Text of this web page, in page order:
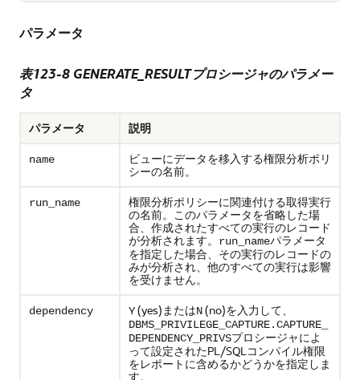
パラメータ
表123-8 GENERATE_RESULTプロシージャのパラメー
タ
パラメータ 説明
name
ビューにデータを移入する権限分析ポリ
シーの名前。
run_name
権限分析ポリシーに関連付ける取得実行
の名前。このパラメータを省略した場
合、作成されたすべての実行のレコード
が分析されます。
run_nameパラメータ
を指定した場合、その実行のレコードの
みが分析され、他のすべての実行は影響
を受けません。
dependency Y(yes)またはN(no)を入力して、
DBMS_PRIVILEGE_CAPTURE.CAPTURE_
DEPENDENCY_PRIVSプロシージャによ
って設定されたPL/SQLコンパイル権限
をレポートに含めるかどうかを指定しま
す。